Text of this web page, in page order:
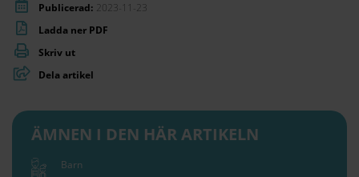
Publicerad: 2023-11-23
Ladda ner PDF
Skriv ut
Dela artikel
ÄMNEN I DEN HÄR ARTIKELN
Barn